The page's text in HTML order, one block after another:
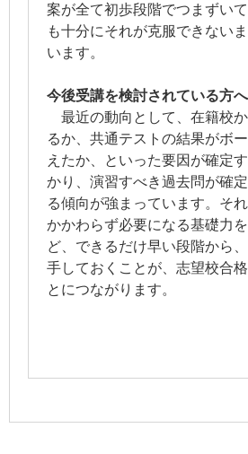
案が全て初歩段階でつまずい
も十分にそれが克服できない
います。
今後受講を検討されている方へ
最近の動向として、在籍校か
るか、共通テストの結果がボ
えたか、といった要因が確定
かり、演習すべき過去問が確
る傾向が強まっています。そ
かかわらず必要になる基礎力
ど、できるだけ早い段階から
手しておくことが、志望校合
とにつながります。